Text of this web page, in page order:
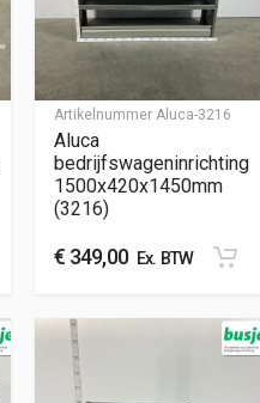
Artikelnummer Aluca-3216
Aluca
bedrijfswageninrichting
1500x420x1450mm
(3216)
€ 349,00Ex. BTW